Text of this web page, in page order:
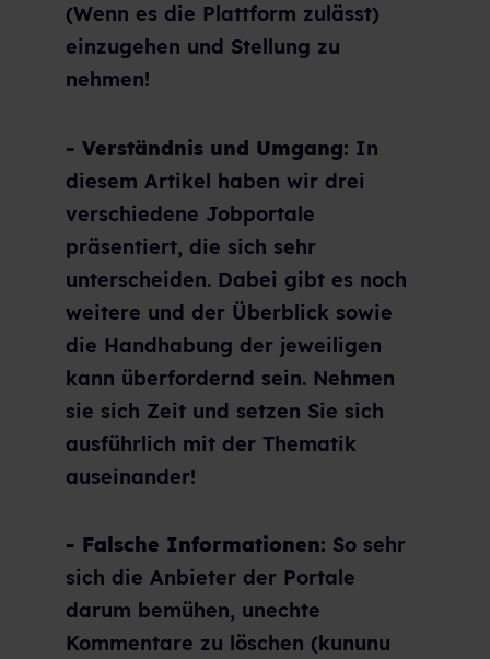
(Wenn es die Plattform zulässt)
einzugehen und Stellung zu
nehmen!
- Verständnis und Umgang: In
diesem Artikel haben wir drei
verschiedene Jobportale
präsentiert, die sich sehr
unterscheiden. Dabei gibt es noch
weitere und der Überblick sowie
die Handhabung der jeweiligen
kann überfordernd sein. Nehmen
sie sich Zeit und setzen Sie sich
ausführlich mit der Thematik
auseinander!
- Falsche Informationen: So sehr
sich die Anbieter der Portale
darum bemühen, unechte
Kommentare zu löschen (kununu